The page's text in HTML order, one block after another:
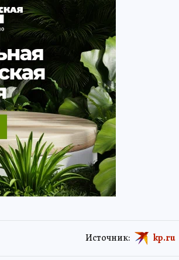
Источник: kp.ru